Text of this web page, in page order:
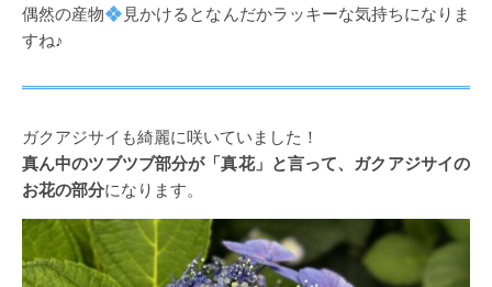
偶然の産物
見かけるとなんだかラッキーな気持ちになりま
すね♪
ガクアジサイも綺麗に咲いていました！
真ん中のツブツブ部分が「真花」と言って、ガクアジサイの
お花の部分になります。